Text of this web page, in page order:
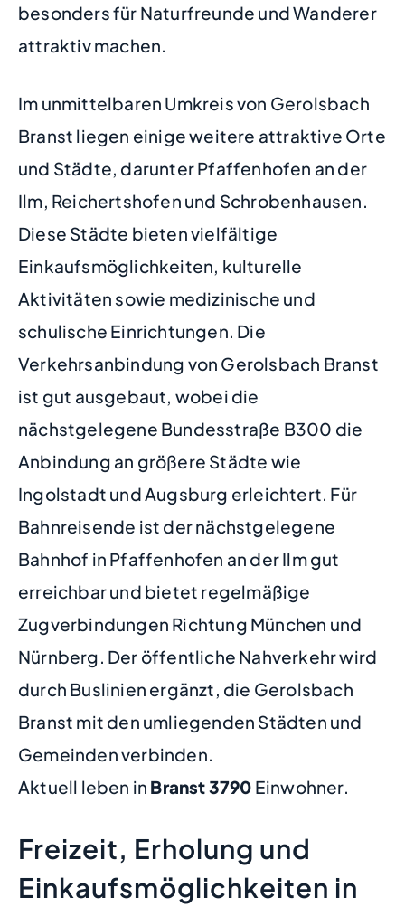
besonders für Naturfreunde und Wanderer
attraktiv machen.
Im unmittelbaren Umkreis von Gerolsbach
Branst liegen einige weitere attraktive Orte
und Städte, darunter Pfaffenhofen an der
Ilm, Reichertshofen und Schrobenhausen.
Diese Städte bieten vielfältige
Einkaufsmöglichkeiten, kulturelle
Aktivitäten sowie medizinische und
schulische Einrichtungen. Die
Verkehrsanbindung von Gerolsbach Branst
ist gut ausgebaut, wobei die
nächstgelegene Bundesstraße B300 die
Anbindung an größere Städte wie
Ingolstadt und Augsburg erleichtert. Für
Bahnreisende ist der nächstgelegene
Bahnhof in Pfaffenhofen an der Ilm gut
erreichbar und bietet regelmäßige
Zugverbindungen Richtung München und
Nürnberg. Der öffentliche Nahverkehr wird
durch Buslinien ergänzt, die Gerolsbach
Branst mit den umliegenden Städten und
Gemeinden verbinden.
Aktuell leben in Branst3790 Einwohner.
Freizeit, Erholung und
Einkaufsmöglichkeiten in